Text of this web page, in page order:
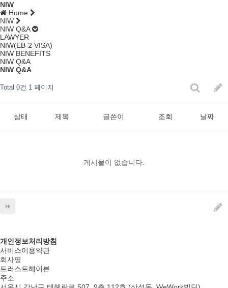
NIW
Home
NIW
NIW Q&A
LAWYER
NIW(EB-2 VISA)
NIW BENEFITS
NIW Q&A
NIW Q&A
Total 0건 1 페이지
상태 제목 글쓴이 조회 날짜
게시물이 없습니다.
개인정보처리방침
서비스이용약관
회사명
트러스트헤이븐
주소